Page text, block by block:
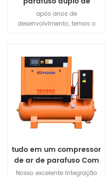
lubrificação de água
após anos de
desenvolvimento, temos o
Series" com água como
lubrificante de rotor, e
apresentar muitas vantagens
de nossos produtos.
tudo em um compressor
de ar de parafuso Com
secador de ar E tanque
Nosso excelente integração